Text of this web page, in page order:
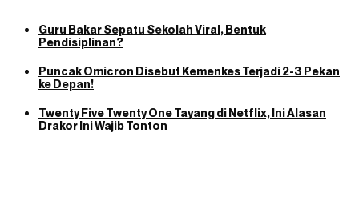
Guru Bakar Sepatu Sekolah Viral, Bentuk
Pendisiplinan?
Puncak Omicron Disebut Kemenkes Terjadi 2-3 Pekan
ke Depan!
Twenty Five Twenty One Tayang di Netflix, Ini Alasan
Drakor Ini Wajib Tonton